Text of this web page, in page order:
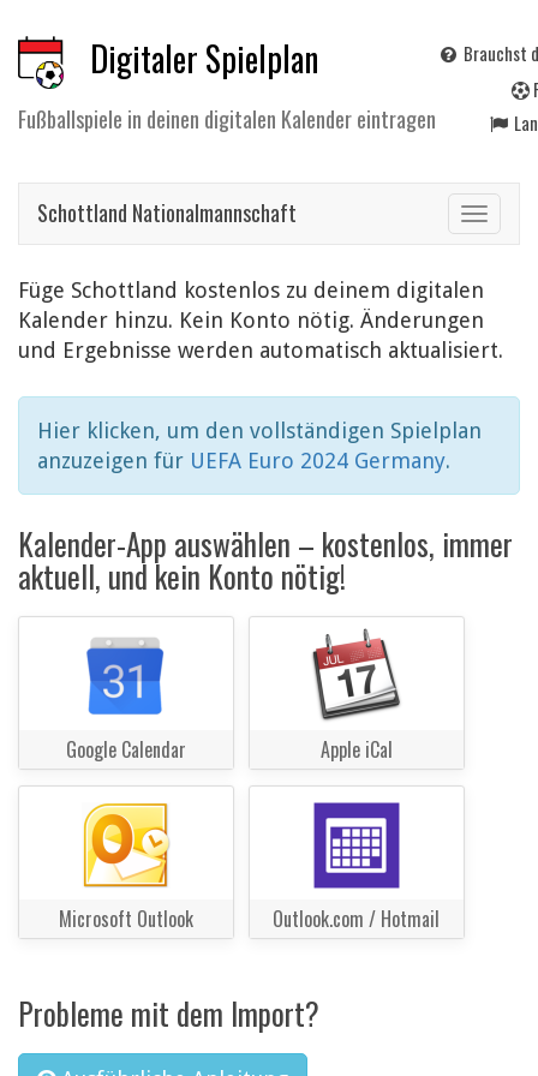
Digitaler Spielplan
Fußballspiele in deinen digitalen Kalender eintragen
Brauchst
Toggle
Schottland Nationalmannschaft
Füge Schottland kostenlos zu deinem digitalen
Kalender hinzu. Kein Konto nötig. Änderungen
und Ergebnisse werden automatisch aktualisiert.
Hier klicken, um den vollständigen Spielplan
anzuzeigen für UEFA Euro 2024 Germany.
Kalender-App auswählen – kostenlos, immer
aktuell, und kein Konto nötig!
Google Calendar Apple iCal
Microsoft Outlook Outlook.com / Hotmail
Probleme mit dem Import?